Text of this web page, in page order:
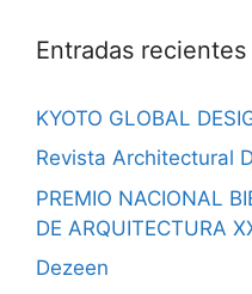
Entradas recientes
KYOTO GLOBAL
Revista Architectural
PREMIO NACIONAL
DE ARQUITECTURA
Dezeen